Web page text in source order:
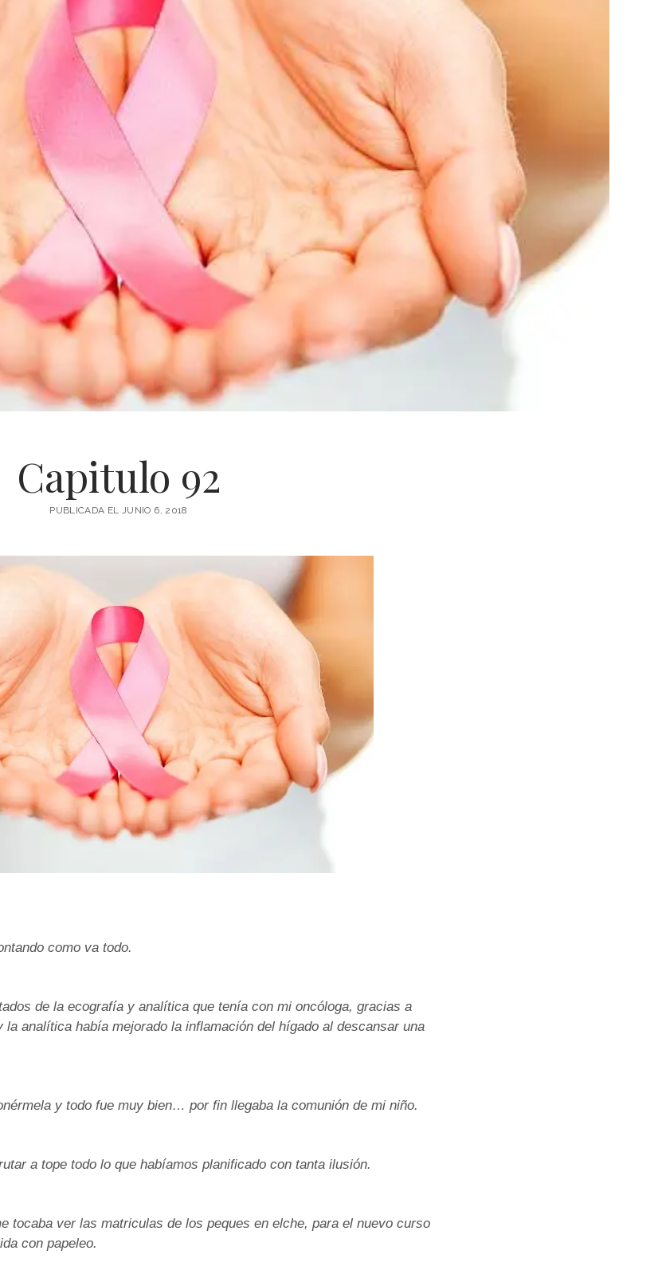
Capitulo 92
PUBLICADA EL JUNIO 6, 2018
como va todo.
de la ecografía y analítica que tenía con mi oncóloga, gracias a
analítica había mejorado la inflamación del hígado al descansar una
y todo fue muy bien… por fin llegaba la comunión de mi niño.
a tope todo lo que habíamos planificado con tanta ilusión.
tocaba ver las matriculas de los peques en elche, para el nuevo curso
con papeleo.